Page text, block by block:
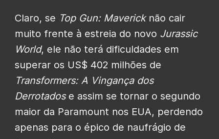
Claro, se Top Gun: Mavericknão cair
muito frente à estreia do novo Jurassic
World, ele não terá dificuldades em
superar os US$ 402 milhões de
Transformers: A Vingança dos
Derrotadose assim se tornar o segundo
maior da Paramount nos EUA, perdendo
apenas para o épico de naufrágio de